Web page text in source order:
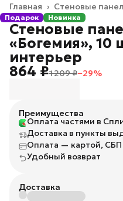
Стеновые
Главная ›
Подарок Новинка
Стеновые
«Богемия»,
интерьер
864 ₽1 209 ₽−29%
Преимущества
Оплата частями в
Доставка в пункты
Оплата — картой,
Удобный возврат
Доставка